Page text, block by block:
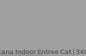
Indoor Entree Cat |